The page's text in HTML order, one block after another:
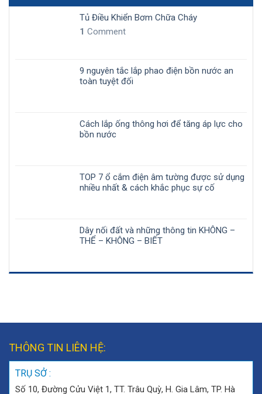
Tủ Điều Khiển Bơm Chữa Cháy
1 Comment
9 nguyên tắc lắp phao điện bồn nước an
toàn tuyệt đối
Cách lắp ống thông hơi để tăng áp lực cho
bồn nước
TOP 7 ổ cắm điện âm tường được sử dụng
nhiều nhất & cách khắc phục sự cố
Dây nối đất và những thông tin KHÔNG –
THỂ – KHÔNG – BIẾT
THÔNG TIN LIÊN HỆ:
TRỤ SỞ :
Số 10, Đường Cửu Việt 1, TT. Trâu Quỳ, H. Gia Lâm, TP. Hà